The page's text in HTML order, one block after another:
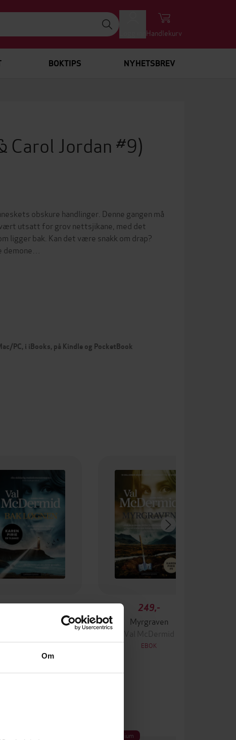
Om
Handlekurv
BOKTIPS NYHETSBREV
Carol Jordan #9)
obskure handlinger. Denne gangen må
vært utsatt for grov nettsjikane, med det
ligger bak. Kan det være snakk om drap?
PC, i iBooks, på Kindle og PocketBook
249,-
EBOK
249,-
Myrgraven
Val McDermid
EBOK
Premium